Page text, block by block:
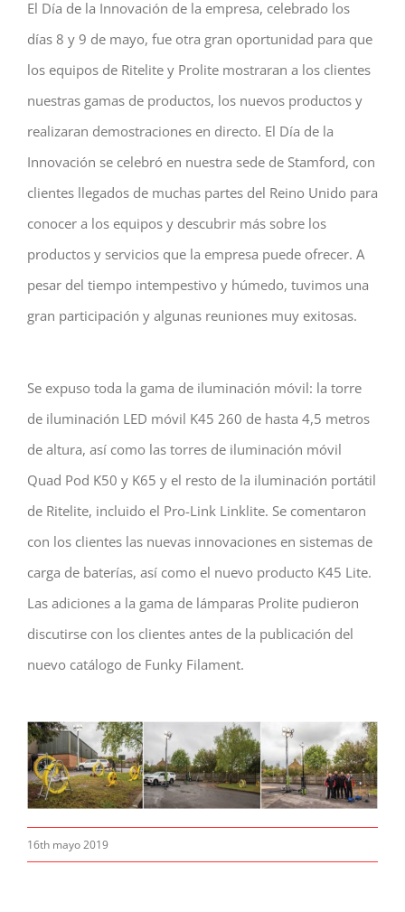
El Día de la Innovación de la empresa, celebrado los
días 8 y 9 de mayo, fue otra gran oportunidad para que
los equipos de Ritelite y Prolite mostraran a los clientes
nuestras gamas de productos, los nuevos productos y
realizaran demostraciones en directo. El Día de la
Innovación se celebró en nuestra sede de Stamford, con
clientes llegados de muchas partes del Reino Unido para
conocer a los equipos y descubrir más sobre los
productos y servicios que la empresa puede ofrecer. A
pesar del tiempo intempestivo y húmedo, tuvimos una
gran participación y algunas reuniones muy exitosas.
Se expuso toda la gama de iluminación móvil: la torre
de iluminación LED móvil K45 260 de hasta 4,5 metros
de altura, así como las torres de iluminación móvil
Quad Pod K50 y K65 y el resto de la iluminación portátil
de Ritelite, incluido el Pro-Link Linklite. Se comentaron
con los clientes las nuevas innovaciones en sistemas de
carga de baterías, así como el nuevo producto K45 Lite.
Las adiciones a la gama de lámparas Prolite pudieron
discutirse con los clientes antes de la publicación del
nuevo catálogo de Funky Filament.
16th mayo 2019